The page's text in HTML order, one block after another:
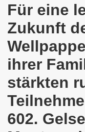
Für eine
Zukunft
ihrer
stärkten
602.
erst recht am
lädt am
wir den III.
ist
ruft